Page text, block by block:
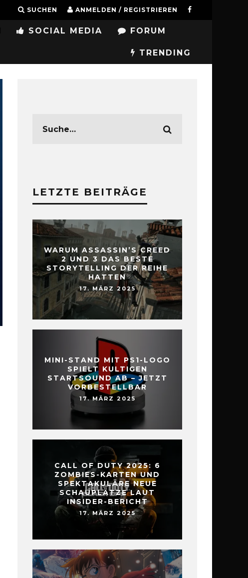
SUCHEN ANMELDEN / REGISTRIEREN
SOCIAL MEDIA FORUM
TRENDING
LETZTE BEITRÄGE
WARUM ASSASSIN’S CREED
2 UND 3 DAS BESTE
STORYTELLING DER REIHE
HATTEN
17. MÄRZ 2025
MINI-STAND MIT PS1-LOGO
SPIELT KULTIGEN
STARTSOUND AB – JETZT
VORBESTELLBAR
17. MÄRZ 2025
CALL OF DUTY 2025: 6
ZOMBIES-KARTEN UND
SPEKTAKULÄRE NEUE
SCHAUPLÄTZE LAUT
INSIDER-BERICHT
17. MÄRZ 2025